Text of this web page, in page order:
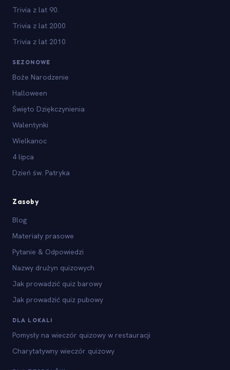
Trivia z lat 90.
Trivia z lat 2000
Trivia z lat 2010
SEZONOWE
Boże Narodzenie
Halloween
Święto Dziękczynienia
Walentynki
Wielkanoc
4 lipca
Dzień św. Patryka
Zasoby
Blog
Materiały prasowe
Pytanie & Odpowiedzi
Nazwy drużyn quizowych
Jak prowadzić quiz barowy
Jak prowadzić quiz pubowy
DLA LOKALI
Pomysły na wieczór quizowy w restauracji
Charytatywny wieczór quizowy